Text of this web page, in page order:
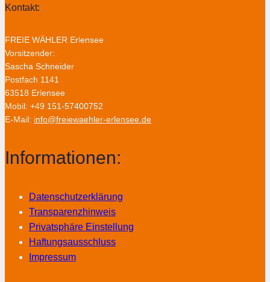
Kontakt:
FREIE WÄHLER Erlensee
Vorsitzender:
Sascha Schneider
Postfach 1141
63518 Erlensee
Mobil: +49 151-57400752
E-Mail: info@freiewaehler-erlensee.de
Informationen:
Datenschutzerklärung
Transparenzhinweis
Privatsphäre Einstellung
Haftungsausschluss
Impressum